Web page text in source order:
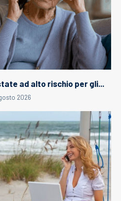
ad alto rischio per gli...
2026